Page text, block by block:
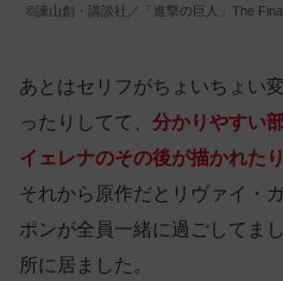
©諫山創・講談社／「進撃の巨人」The
あとはセリフがちょいちょい
ったりしてて、 分かりやすい
イェレナのその後が描かれた
それから原作だとリヴァイ・
ポンが全員一緒に過ごしてま
所に居ました。